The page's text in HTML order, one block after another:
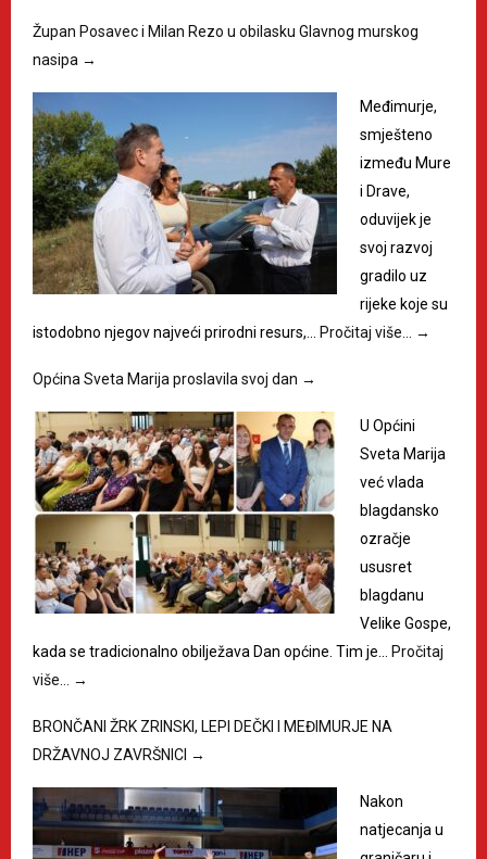
Župan Posavec i Milan Rezo u obilasku Glavnog murskog
nasipa →
Međimurje,
smješteno
između Mure
i Drave,
oduvijek je
svoj razvoj
gradilo uz
rijeke koje su
istodobno njegov najveći prirodni resurs,…
Pročitaj više… →
Općina Sveta Marija proslavila svoj dan →
U Općini
Sveta Marija
već vlada
blagdansko
ozračje
ususret
blagdanu
Velike Gospe,
kada se tradicionalno obilježava Dan općine. Tim je…
Pročitaj
više…
→
BRONČANI ŽRK ZRINSKI, LEPI DEČKI I MEĐIMURJE NA
DRŽAVNOJ ZAVRŠNICI →
Nakon
natjecanja u